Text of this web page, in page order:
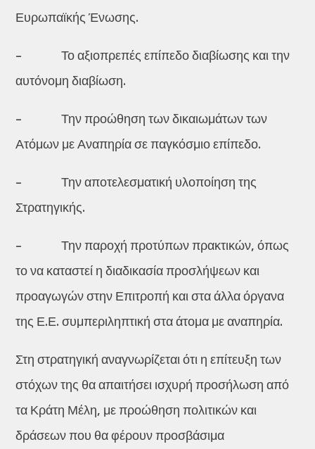
Ευρωπαϊκής Ένωσης.
– Το αξιοπρεπές επίπεδο διαβίωσης και την
αυτόνομη διαβίωση.
– Την προώθηση των δικαιωμάτων των
Ατόμων με Αναπηρία σε παγκόσμιο επίπεδο.
– Την αποτελεσματική υλοποίηση της
Στρατηγικής.
– Την παροχή προτύπων πρακτικών, όπως
το να καταστεί η διαδικασία προσλήψεων και
προαγωγών στην Επιτροπή και στα άλλα όργανα
της Ε.Ε. συμπεριληπτική στα άτομα με αναπηρία.
Στη στρατηγική αναγνωρίζεται ότι η επίτευξη των
στόχων της θα απαιτήσει ισχυρή προσήλωση από
τα Κράτη Μέλη, με προώθηση πολιτικών και
δράσεων που θα φέρουν προσβάσιμα